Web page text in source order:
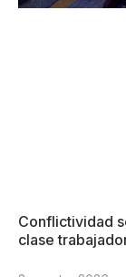
Conflictividad
clase